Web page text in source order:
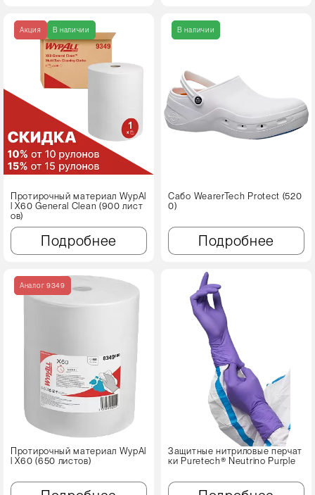
Акция В наличии
Протирочный материал WypAl
l X60 Genеral Clean (900 лист
ов)
Подробнее
В наличии
Сабо WearerTech Protect (520
0)
Подробнее
Аналог 9349
Протирочный материал WypAl
l X60 (650 листов)
Защитные нитриловые перчат
ки Puretech® Neutrino Purple